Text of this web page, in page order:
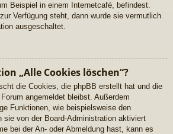
Beispiel in einem Internetcafé, befindest.
Verfügung steht, dann wurde sie vermutlich
ausgeschaltet.
„Alle Cookies löschen“?
die Cookies, die phpBB erstellt hat und die
angemeldet bleibst. Außerdem
Funktionen, wie beispielsweise den
sie von der Board-Administration aktiviert
bei der An- oder Abmeldung hast, kann es